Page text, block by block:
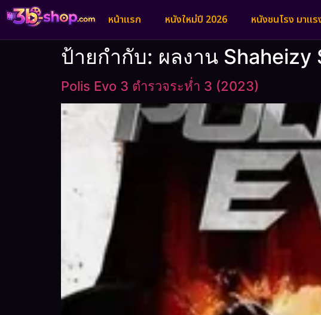
หน้าแรก หนังใหม่ปี 2026 หนังชนโรง มาแร
ป้ายกำกับ: ผลงาน Shaheizy
Polis Evo 3 ตำรวจระห่ำ 3 (2023)